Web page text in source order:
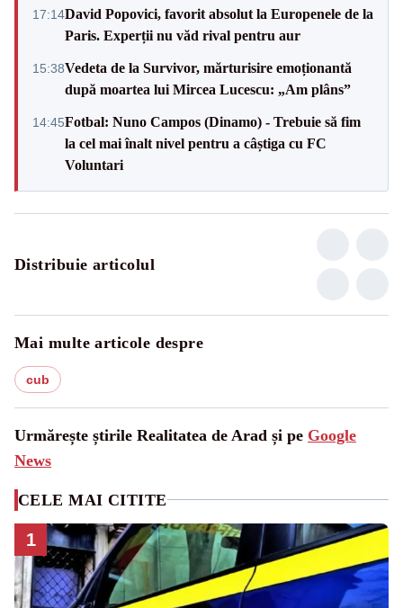
17:14David Popovici, favorit absolut la Europenele de la
Paris. Experții nu văd rival pentru aur
15:38Vedeta de la Survivor, mărturisire emoționantă
după moartea lui Mircea Lucescu: „Am plâns”
14:45Fotbal: Nuno Campos (Dinamo) - Trebuie să fim
la cel mai înalt nivel pentru a câștiga cu FC
Voluntari
Distribuie articolul
Mai multe articole despre
cub
Urmărește știrile Realitatea de Arad și pe Google
News
CELE MAI CITITE
1